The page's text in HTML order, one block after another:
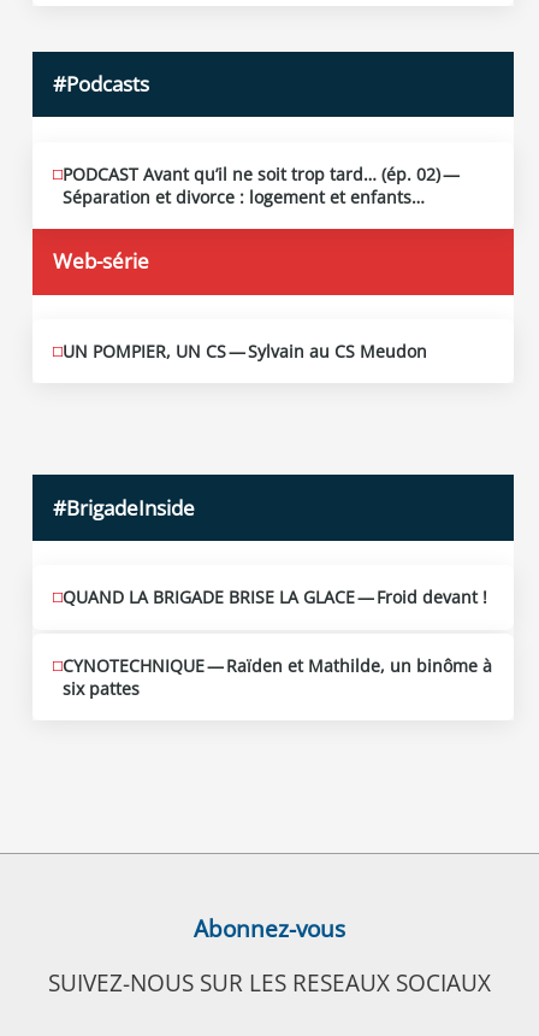
#Podcasts
MAI
13
2026
PODCAST Avant qu’il ne soit trop tard… (ép. 02) —
Séparation et divorce : logement et enfants…
Web-série
MAI
10
UN POMPIER, UN CS — Sylvain au CS Meudon
#BrigadeInside
QUAND LA BRIGADE BRISE LA GLACE — Froid devant !
CYNOTECHNIQUE — Raïden et Mathilde, un binôme à
six pattes
Abonnez-vous
SUIVEZ-NOUS SUR LES RESEAUX SOCIAUX